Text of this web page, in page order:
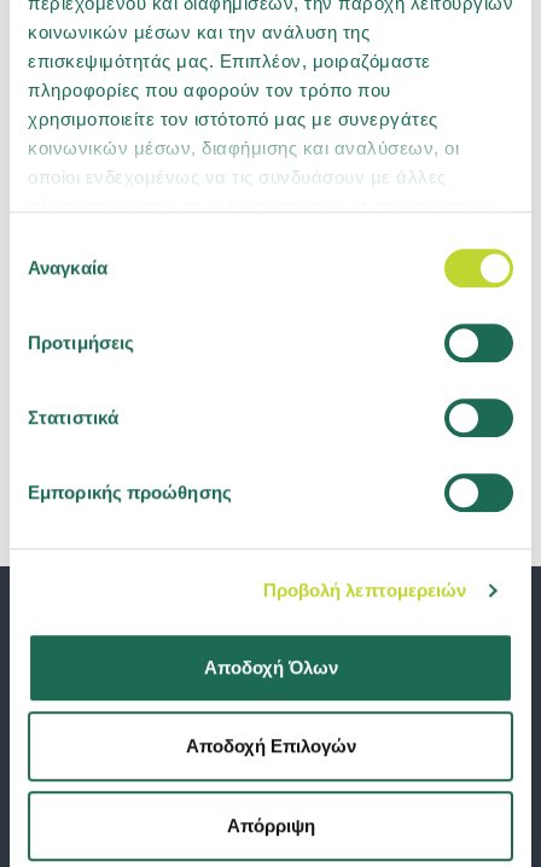
κοινωνικών μέσων και την ανάλυση της
επισκεψιμότητάς μας. Επιπλέον, μοιραζόμαστε
πληροφορίες που αφορούν τον τρόπο που
χρησιμοποιείτε τον ιστότοπό μας με συνεργάτες
κοινωνικών μέσων, διαφήμισης και αναλύσεων, οι
οποίοι ενδεχομένως να τις συνδυάσουν με άλλες
των υπηρεσιών τους. Μάθετε περισσότερα για τα
συγκατάθεσης
Αναγκαία
Προτιμήσεις
Στατιστικά
Εμπορικής προώθησης
Προβολή λεπτομερειών
Αποδοχή Όλων
Αποδοχή Επιλογών
Απόρριψη
Ανακοινώσεις
24.04.2026
Ανάπτυξη παραγωγής και βελτίωση
22.12.2023